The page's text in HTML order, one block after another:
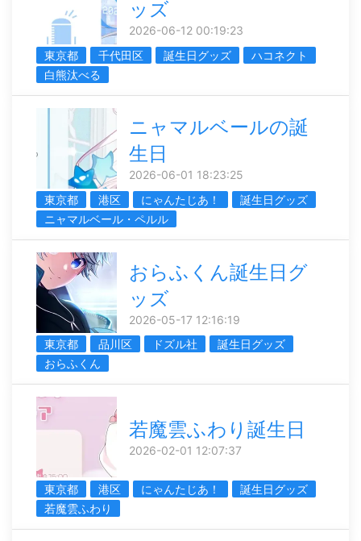
ッズ
2026-06-12 00:19:23
東京都
千代田区 誕生日グッズ
ハコネクト
白熊汰べる
ニャマルベールの誕
生日
2026-06-01 18:23:25
東京都
港区 にゃんたじあ！
誕生日グッズ
ニャマルベール・ペルル
おらふくん誕生日グ
ッズ
2026-05-17 12:16:19
東京都
品川区 ドズル社
誕生日グッズ
おらふくん
若魔雲ふわり誕生日
2026-02-01 12:07:37
東京都 港区 にゃんたじあ！
誕生日グッズ
若魔雲ふわり